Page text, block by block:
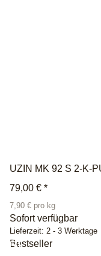
UZIN MK 92 S 2-K-
79,00 € *
7,90 € pro kg
Sofort verfügbar
Lieferzeit: 2 - 3 Werktage
Bestseller